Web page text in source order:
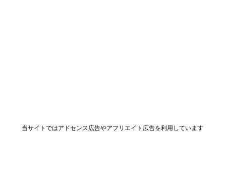
当サイトではアドセンス広告やアフリエイト広告を利用しています